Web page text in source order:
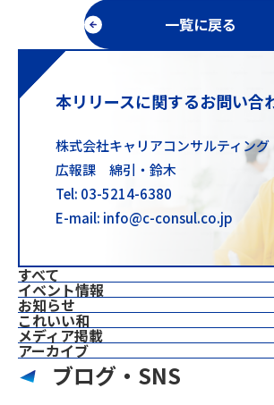
すべて
イベント情報
お知らせ
これいい和
⁨⁩メディア掲載
アーカイブ
一覧に戻る
本リリースに関するお問い合
株式会社キャリアコンサルティング
広報課 綿引・鈴木
Tel: 03-5214-6380
E-mail: info@c-consul.co.jp
ブログ・SNS